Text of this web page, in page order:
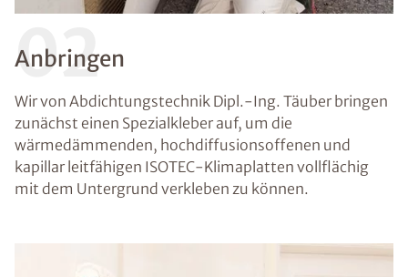
02
Anbringen
Wir von Abdichtungstechnik Dipl.-Ing. Täuber bringen
zunächst einen Spezialkleber auf, um die
wärmedämmenden, hochdiffusionsoffenen und
kapillar leitfähigen ISOTEC-Klimaplatten vollflächig
mit dem Untergrund verkleben zu können.